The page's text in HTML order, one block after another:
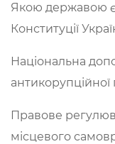
Якою державою є
Конституції
Національна
антикорупційної
Правове
місцевого